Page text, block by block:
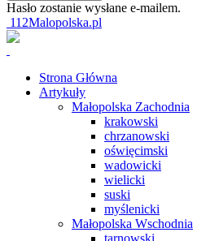
Hasło zostanie wysłane e-mailem.
112Malopolska.pl
Strona Główna
Artykuły
Małopolska Zachodnia
krakowski
chrzanowski
oświęcimski
wadowicki
wielicki
suski
myślenicki
Małopolska Wschodnia
tarnowski